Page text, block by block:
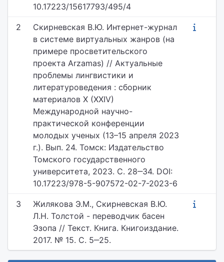
10.17223/15617793/495/4
2
Скирневская В.Ю. Интернет-журнал
в системе виртуальных жанров (на
примере просветительского
проекта Arzamas) // Актуальные
проблемы лингвистики и
литературоведения : сборник
материалов X (XXIV)
Международной научно-
практической конференции
молодых ученых (13–15 апреля 2023
г.). Вып. 24. Томск: Издательство
Томского государственного
университета, 2023. С. 28‒34. DOI:
10.17223/978-5-907572-02-7-2023-6
3
Жилякова Э.М., Скирневская В.Ю.
Л.Н. Толстой - переводчик басен
Эзопа // Текст. Книга. Книгоиздание.
2017. № 15. С. 5‒25.